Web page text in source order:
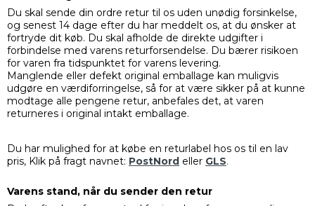
Du skal sende din ordre retur til os uden unødig forsinkelse,
og senest 14 dage efter du har meddelt os, at du ønsker at
fortryde dit køb. Du skal afholde de direkte udgifter i
forbindelse med varens returforsendelse. Du bærer risikoen
for varen fra tidspunktet for varens levering.
Manglende eller defekt original emballage kan muligvis
udgøre en værdiforringelse, så for at være sikker på at kunne
modtage alle pengene retur, anbefales det, at varen
returneres i original intakt emballage.
Du har mulighed for at købe en returlabel hos os til en lav
pris, Klik på fragt navnet: PostNord eller GLS.
Varens stand, når du sender den retur